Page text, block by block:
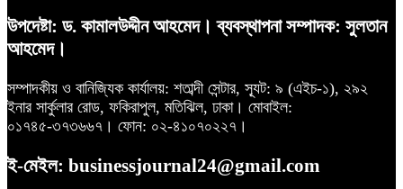
উপদেষ্টা: ড. কামালউদ্দীন আহমেদ। ব্যবস্থাপনা সম্পাদক: সুলতান
আহমেদ।
সম্পাদকীয় ও বানিজ্যিক কার্যালয়: শতাব্দী সেন্টার, স্যূট: ৯ (এইচ-১), ২৯২
ইনার সার্কুলার রোড, ফকিরাপুল, মতিঝিল, ঢাকা। মোবাইল:
০১৭৪৫-৩৭৩৬৬৭। ফোন: ০২-৪১০৭০২২৭।
ই-মেইল: businessjournal24@gmail.com